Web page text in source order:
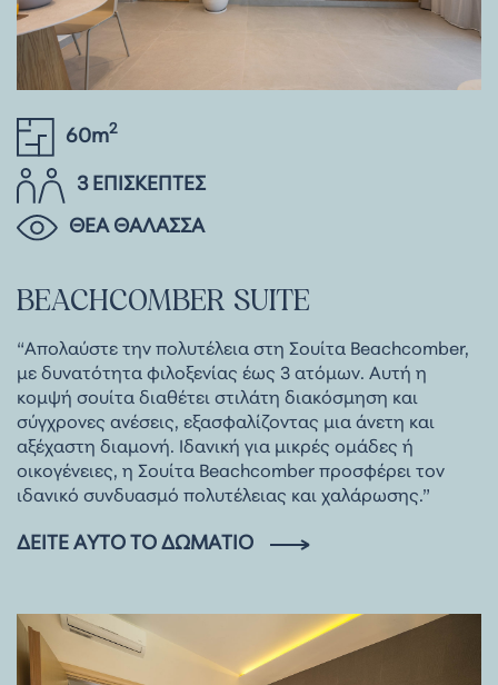
60m2
3 ΕΠΙΣΚΕΠΤΕΣ
ΘΕΑ ΘΑΛΑΣΣΑ
BEACHCOMBER SUITE
“Απολαύστε την πολυτέλεια στη Σουίτα Beachcomber,
με δυνατότητα φιλοξενίας έως 3 ατόμων. Αυτή η
κομψή σουίτα διαθέτει στιλάτη διακόσμηση και
σύγχρονες ανέσεις, εξασφαλίζοντας μια άνετη και
αξέχαστη διαμονή. Ιδανική για μικρές ομάδες ή
οικογένειες, η Σουίτα Beachcomber προσφέρει τον
ιδανικό συνδυασμό πολυτέλειας και χαλάρωσης.”
ΔΕΊΤΕ ΑΥΤΌ ΤΟ ΔΩΜΆΤΙΟ